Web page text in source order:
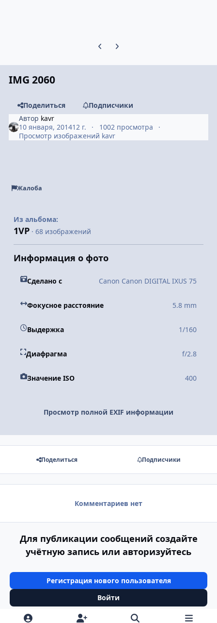
Предыдущий слайд карусели
Следующий слайд карусели
IMG 2060
Поделиться
Подписчики
Автор kavr
10 января, 201412 г.
1002 просмотра
Просмотр изображений kavr
Жалоба
Из альбома:
1VP · 68 изображений
Информация о фото
Сделано с Canon Canon DIGITAL IXUS 75
Фокусное расстояние 5.8 mm
Выдержка 1/160
Диафрагма f/2.8
Значение ISO 400
Просмотр полной EXIF информации
Поделиться Подписчики
Комментариев нет
Для публикации сообщений создайте
учётную запись или авторизуйтесь
Регистрация нового пользователя
Войти